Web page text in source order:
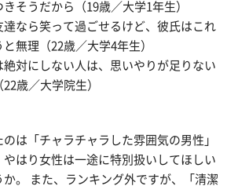
きそうだから（19歳／大学1年生）
達なら笑って過ごせるけど、彼氏はこれ
無理（22歳／大学4年生）
絶対にしない人は、思いやりが足りない
歳／大学院生）
は「チャラチャラした雰囲気の男性」
やはり女性は一途に特別扱いしてほしい
。 また、ランキング外ですが、「清潔